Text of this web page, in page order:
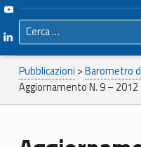
Youtube Unioncamere Veneto
Linkedin Unioncamere Veneto
Ricerca per:
Breadcrumbs navigation
Pubblicazioni >Barometro
Aggiornamento N. 9 – 2012